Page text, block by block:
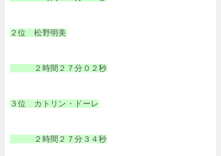
２位 松野明美
２時間２７分０２秒
３位 カトリン・ドーレ
２時間２７分３４秒